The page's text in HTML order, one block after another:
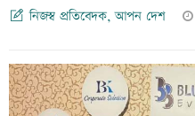
নিজস্ব প্রতিবেদক, আপন দেশ